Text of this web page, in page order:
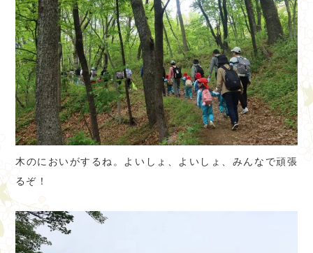
木のにおいがするね。よいしょ、よいしょ、みんなで頑張
るぞ！